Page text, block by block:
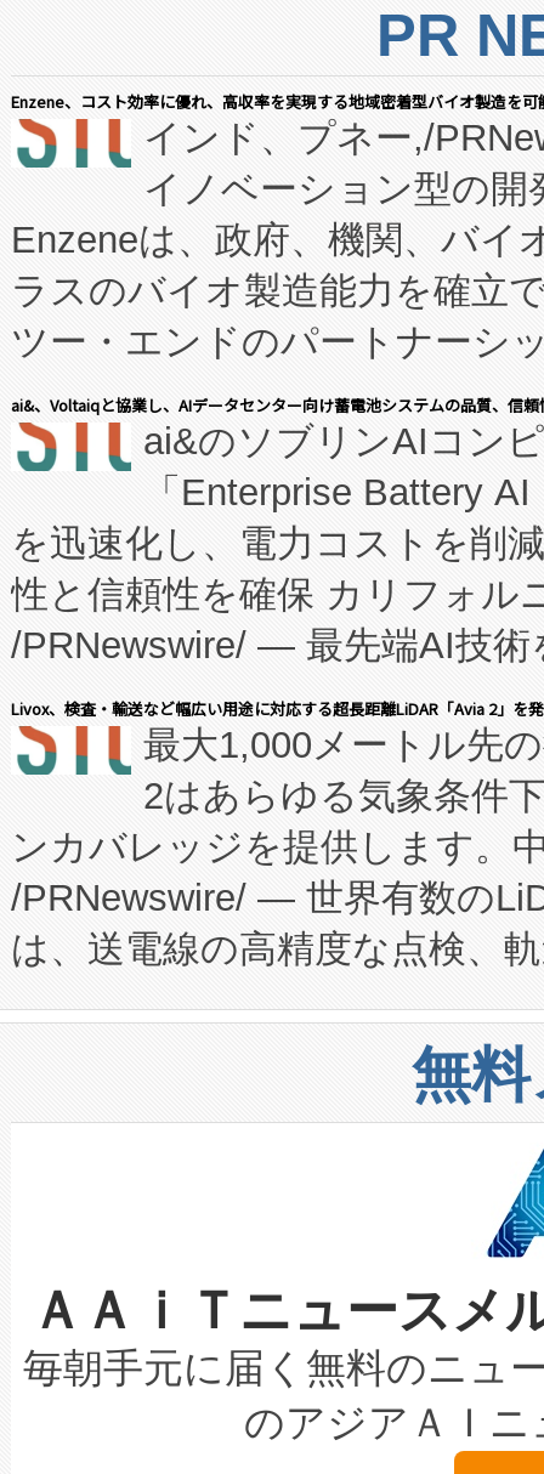
PR
Enzene、コスト効率に優れ、高収率を実現する地域密着型バイオ製造を
インド、プネー,/
イノベーション型の
Enzeneは、政府、機関、バイ
ラスのバイオ製造能力を確立
ツー・エンドのパートナーシ
表しました。 同社の実績ある
manufacturing™ (FCCM™) プ
たNeXは、バイオ医薬品製造
従来のフェッドバッチ施設の
に、患者やサプライチェーン
キー方式で拡張性が高く、持
す。FCCM‑を活用した現地生
患者にとっての費用負担を大
のアクセスを大幅に拡大する
Fully-Connected Continuous
プログラムには、施設設計・
に関する技術移転および知的
構造化トレーニングカリキュ
上げおよび商用化段階におけ
設備整備および立ち上げ調整
加組織は、Enzeneのバイオ
選定された製品について、自
取得できる可能性もあります
設には、3億～4億ドルかか
最高経営責任者（CEO）であ
す。「当社のfully-connected
ームを利用すれば、6,000万
ai&、Voltaiqと協業し、AIデータセンター向け蓄電池システムの品質、信
ai&のソブリンAIコン
「Enterprise Battery
を迅速化し、電力コストを削
性と信頼性を確保 カリフォル
/PRNewswire/ — 最先端AI技術
会社エーアイ・アンド：本社
President原信平）と、エンタ
ードするVoltaiqは、日本にあ
ーエネルギー貯蔵システム（
た。 Voltaiq独自のAI搭載プラ
定、統合、導入、運用に至る
安全性を追跡し、確保する事
増加しているデータセンター
る電力網に大きな負担をかけ
事業者の負担軽減という課題
系統連系を迅速にし、ピーク
限を超えて利用可能な電力容
持できるよう貢献します。こ
ービスレベル契約（SLA）違
テリー性能の劣化によるダウ
念は、現在データセンターが
Livox、検査・輸送など幅広い用途に対応する超長距離LiDAR「Avia 2」を
最大1,000メートル先
2はあらゆる気象条件
ンカバレッジを提供します。
/PRNewswire/ — 世界有数の
は、送電線の高精度な点検、
や穀物倉庫におけるバルク材
リューション「Avia 2」を発
したAvia 2は、1,000メート
狭視野のFOVを切り替えるこ
ケーブル、枝などの細かな対
なレーザースポットにより、
な環境下でも豊かなディテー
キロメートル範囲を検出
LiDAR for Inspections,
は1535 nmレーザーを搭載。
無
ＡＡｉＴニュース
毎朝手元に届く無料のニュ
のアジアＡＩ